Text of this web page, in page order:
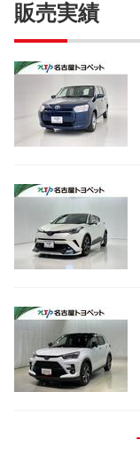
販売実績